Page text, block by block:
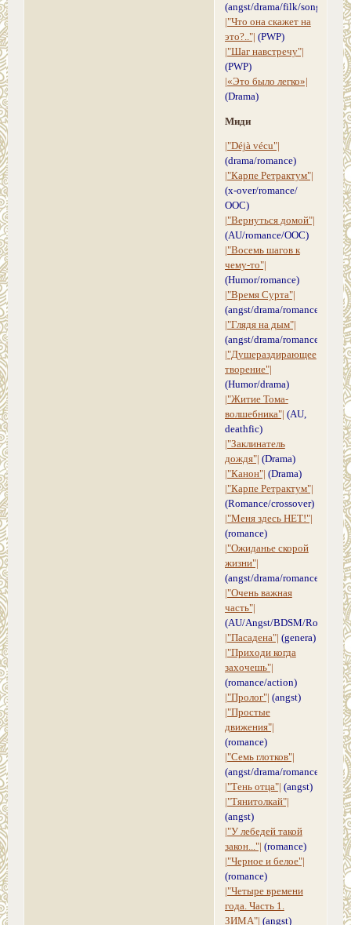
(angst/drama/filk/song)
|"Что она скажет на
это?.."| (PWP)
|"Шаг навстречу"|
(PWP)
|«Это было легко»|
(Drama)
Миди
|"Déjà vécu"|
(drama/romance)
|"Карпе Ретрактум"|
(x-over/romance/
ООС)
|"Вернуться домой"|
(AU/romance/ООС)
|"Восемь шагов к
чему-то"|
(Humor/romance)
|"Время Сурта"|
(angst/drama/romance)
|"Глядя на дым"|
(angst/drama/romance)
|"Душераздирающее
творение"|
(Humor/drama)
|"Житие Тома-
волшебника"| (AU,
deathfic)
|"Заклинатель
дождя"| (Drama)
|"Канон"| (Drama)
|"Карпе Ретрактум"|
(Romance/crossover)
|"Меня здесь НЕТ!"|
(romance)
|"Ожиданье скорой
жизни"|
(angst/drama/romance)
|"Очень важная
часть"|
(AU/Angst/BDSM/Romance)
|"Пасадена"| (genera)
|"Приходи когда
захочешь"|
(romance/action)
|"Пролог"| (angst)
|"Простые
движения"|
(romance)
|"Семь глотков"|
(angst/drama/romance)
|"Тень отца"| (angst)
|"Тянитолкай"|
(angst)
|"У лебедей такой
закон..."| (romance)
|"Черное и белое"|
(romance)
|"Четыре времени
года. Часть 1.
ЗИМА"| (angst)